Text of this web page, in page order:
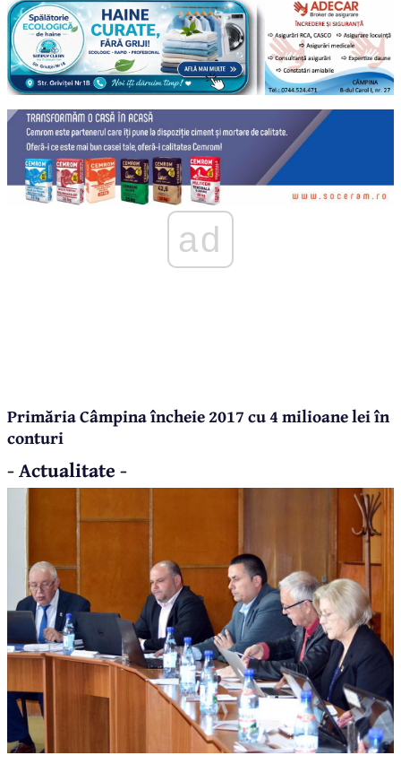
ad
Primăria Câmpina încheie 2017 cu 4 milioane lei în
conturi
- Actualitate -